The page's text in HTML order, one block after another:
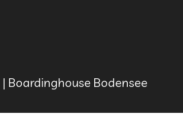
Boardinghouse Bodensee